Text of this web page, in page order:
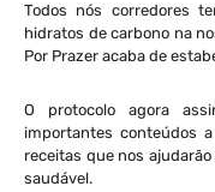
Todos nós corredores
hidratos de carbono na
Por Prazer acaba de
O protocolo agora
importantes conteúdos
receitas que nos
saudável.